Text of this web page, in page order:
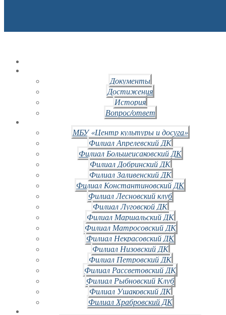
Документы
Достижения
История
Вопрос/ответ
МБУ «Центр культуры и досуга»
Филиал Апрелевский ДК
Филиал Большеисаковский ДК
Филиал Добринский ДК
Филиал Заливенский ДК
Филиал Константиновский ДК
Филиал Лесновский клуб
Филиал Луговской ДК
Филиал Маршальский ДК
Филиал Матросовский ДК
Филиал Некрасовский ДК
Филиал Низовский ДК
Филиал Петровский ДК
Филиал Рассветовский ДК
Филиал Рыбновский Клуб
Филиал Ушаковский ДК
Филиал Храбровский ДК